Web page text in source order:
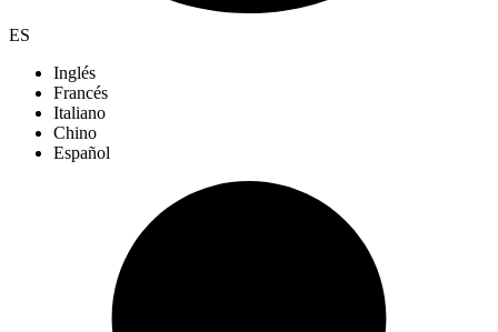
ES
Inglés
Francés
Italiano
Chino
Español